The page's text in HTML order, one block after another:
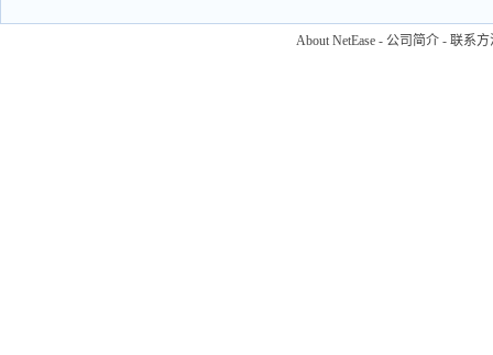
About NetEase - 公司简介 - 联系方